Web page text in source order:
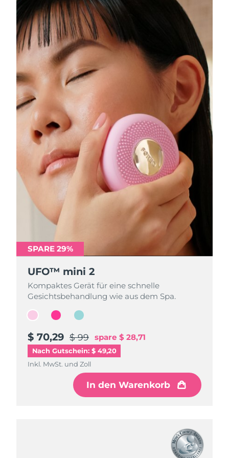
SPARE 29%
UFO™ mini 2
Kompaktes Gerät für eine schnelle
Gesichtsbehandlung wie aus dem Spa.
$ 70,29 $ 99 spare $ 28,71
Nach Gutschein: $ 49,20
Inkl. MwSt. und Zoll
In den Warenkorb
SPARE 29%
UFO™ mini 2
Kompaktes Gerät für eine schnelle
Gesichtsbehandlung wie aus dem Spa.
$ 70,29 $ 99 spare $ 28,71
Inkl. MwSt. und Zoll
In den Warenkorb
SPARE 29%
UFO™ mini 2
Kompaktes Gerät für eine schnelle
Gesichtsbehandlung wie aus dem Spa.
$ 70,29 $ 99 spare $ 28,71
Inkl. MwSt. und Zoll
In den Warenkorb